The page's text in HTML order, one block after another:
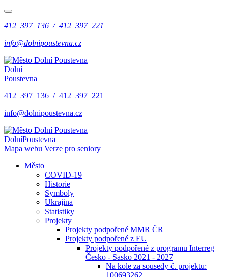
412 397 136 / 412 397 221
info@dolnipoustevna.cz
Dolní
Poustevna
412 397 136 / 412 397 221
info@dolnipoustevna.cz
DolníPoustevna
Mapa webu Verze pro seniory
Město
COVID-19
Historie
Symboly
Ukrajina
Statistiky
Projekty
Projekty podpořené MMR ČR
Projekty podpořené z EU
Projekty podpořené z programu Interreg
Česko - Sasko 2021 - 2027
Na kole za sousedy č. projektu:
100693262